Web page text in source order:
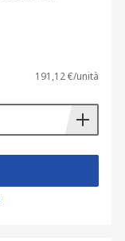
191,12 €/unità